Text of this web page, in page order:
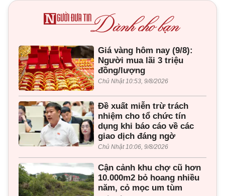
Giá vàng hôm nay (9/8):
Người mua lãi 3 triệu
đồng/lượng
Chủ Nhật 10:53, 9/8/2026
Đề xuất miễn trừ trách
nhiệm cho tổ chức tín
dụng khi báo cáo về các
giao dịch đáng ngờ
Chủ Nhật 10:06, 9/8/2026
Cận cảnh khu chợ cũ hơn
10.000m2 bỏ hoang nhiều
năm, cỏ mọc um tùm